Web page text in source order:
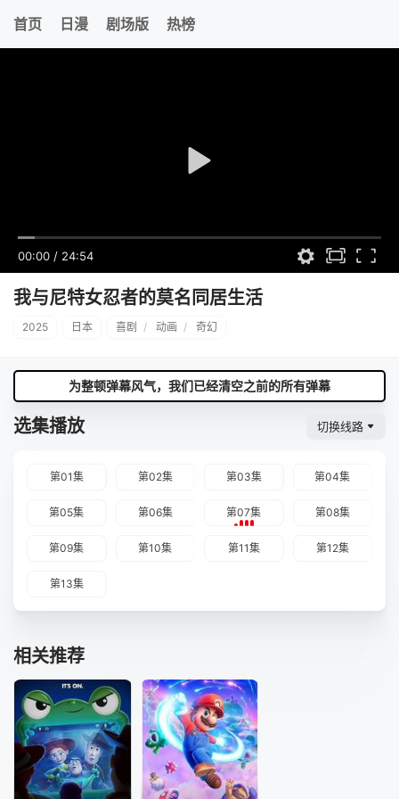
首页 日漫 剧场版 热榜
00:00 / 24:54
我与尼特女忍者的莫名同居生活
2025 日本 喜剧 / 动画 / 奇幻
为整顿弹幕风气，我们已经清空之前的所有弹幕
选集播放 切换线路
第01集 第02集 第03集 第04集
第05集 第06集 第07集 第08集
第09集 第10集 第11集 第12集
第13集
相关推荐